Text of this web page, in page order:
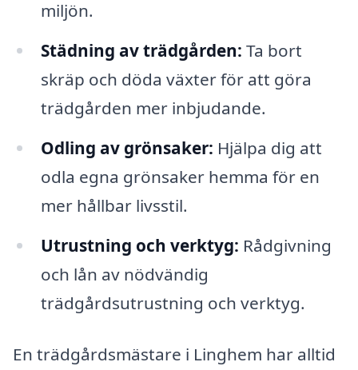
miljön.
Städning av trädgården: Ta bort
skräp och döda växter för att göra
trädgården mer inbjudande.
Odling av grönsaker: Hjälpa dig att
odla egna grönsaker hemma för en
mer hållbar livsstil.
Utrustning och verktyg: Rådgivning
och lån av nödvändig
trädgårdsutrustning och verktyg.
En trädgårdsmästare i Linghem har alltid